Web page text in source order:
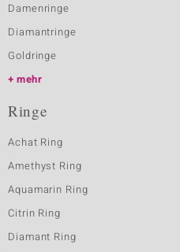
Damenringe
Diamantringe
Goldringe
mehr
Ringe
Achat Ring
Amethyst Ring
Aquamarin Ring
Citrin Ring
Diamant Ring